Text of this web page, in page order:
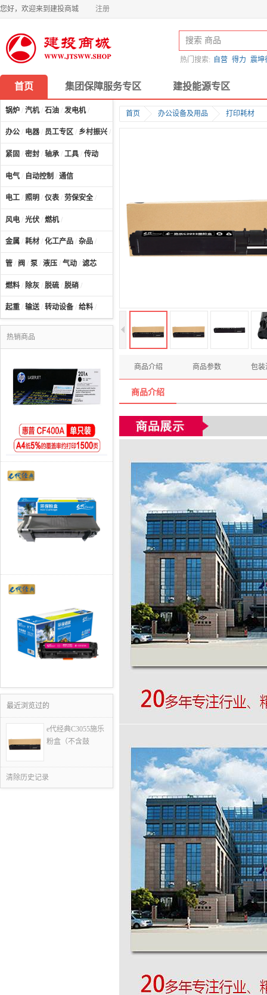
您好，欢迎来到建投商城 注册
热门搜索: 自营 得力 震坤
首页 集团保障服务专区 建投能源专区
锅炉 / 汽机/ 石油 / 发电机/
办公 / 电器 / 员工专区 / 乡村振兴 /
紧固 / 密封 / 轴承 / 工具 / 传动
电气 / 自动控制 / 通信
电工 / 照明 / 仪表 / 劳保安全 /
风电 / 光伏 / 燃机/
金属 / 耗材 / 化工产品 / 杂品 /
管 / 阀 / 泵 / 液压 / 气动 / 滤芯
燃料 / 除灰 / 脱硫 / 脱硝 /
起重 / 输送/ 转动设备 / 给料 /
热销商品
最近浏览过的
e代经典C3055施乐
粉盒（不含鼓
清除历史记录
首页 办公设备及用品 打印耗材
商品介绍 商品参数 包装
商品介绍